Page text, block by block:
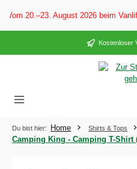
springen
20.–23. August 2026 beim Vanlife
Kostenloser
Du bist hier: Home Shirts & Tops
Camping King - Camping T-Shirt